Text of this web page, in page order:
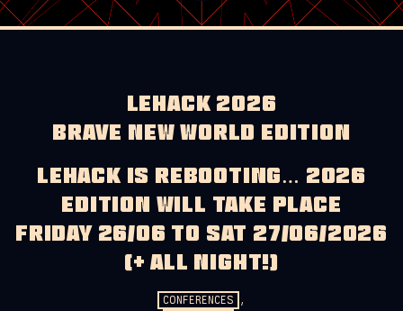
LEHACK 2026
BRAVE NEW WORLD EDITION
LEHACK IS REBOOTING… 2026
EDITION WILL TAKE PLACE
FRIDAY 26/06 TO SAT 27/06/2026
(+ ALL NIGHT!)
CONFERENCES
,